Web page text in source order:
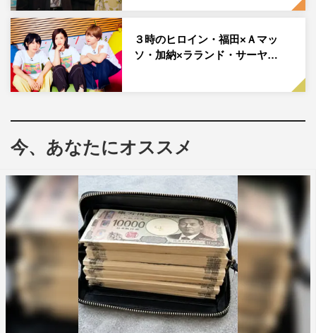
TBS系
この記事の写真
©TBS
３時のヒロイン・福田×Ａマッ
ソ・加納×ラランド・サーヤ…
今、あなたにオススメ